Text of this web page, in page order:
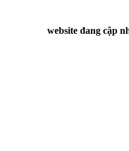
website đang cập